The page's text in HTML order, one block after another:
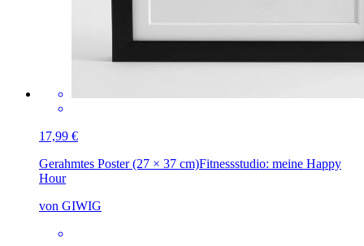
17,99 €
Gerahmtes Poster (27 × 37 cm)Fitnessstudio: meine Happy
Hour
von GIWIG